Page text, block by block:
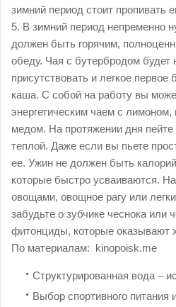
зимний период стоит пропивать
5. В зимний период непременно
должен быть горячим,
обеду. Чая с бутербродом будет
присутствовать и легкое
каша. С собой на работу вы
энергетическим чаем с
медом. На протяжении дня пейте
теплой. Даже если вы пьете
ее. Ужин не должен быть
которые быстро усваиваются.
овощами, овощное рагу или
забудьте о зубчике чеснока или
фитонциды, которые оказывают
По материалам: kinopoisk.me
Структурированная вода –
Выбор спортивного питания